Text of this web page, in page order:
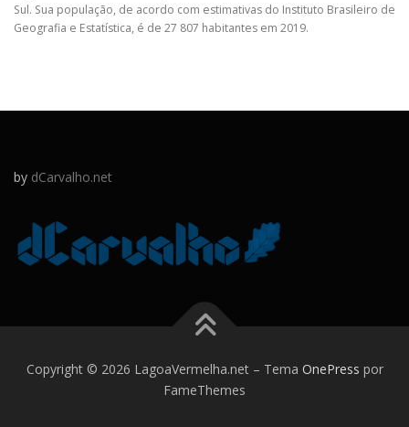
Sul. Sua população, de acordo com estimativas do Instituto Brasileiro de
Geografia e Estatística, é de 27 807 habitantes em 2019.
by dCarvalho.net
Copyright © 2026 LagoaVermelha.net – Tema OnePress por
FameThemes